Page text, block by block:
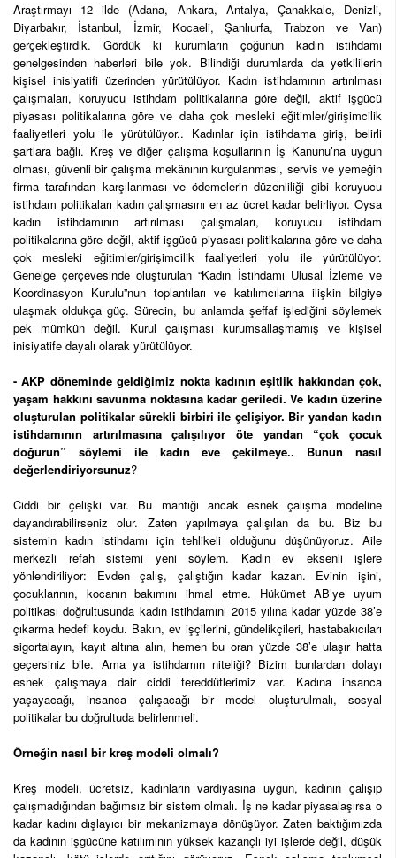
Araştırmayı 12 ilde (Adana, Ankara, Antalya, Çanakkale, Denizli,
Diyarbakır, İstanbul, İzmir, Kocaeli, Şanlıurfa, Trabzon ve Van)
gerçekleştirdik. Gördük ki kurumların çoğunun kadın istihdamı
genelgesinden haberleri bile yok. Bilindiği durumlarda da yetkililerin
kişisel inisiyatifi üzerinden yürütülüyor. Kadın istihdamının artırılması
çalışmaları, koruyucu istihdam politikalarına göre değil, aktif işgücü
piyasası politikalarına göre ve daha çok mesleki eğitimler/girişimcilik
faaliyetleri yolu ile yürütülüyor.. Kadınlar için istihdama giriş, belirli
şartlara bağlı. Kreş ve diğer çalışma koşullarının İş Kanunu’na uygun
olması, güvenli bir çalışma mekânının kurgulanması, servis ve yemeğin
firma tarafından karşılanması ve ödemelerin düzenliliği gibi koruyucu
istihdam politikaları kadın çalışmasını en az ücret kadar belirliyor. Oysa
kadın istihdamının artırılması çalışmaları, koruyucu istihdam
politikalarına göre değil, aktif işgücü piyasası politikalarına göre ve daha
çok mesleki eğitimler/girişimcilik faaliyetleri yolu ile yürütülüyor.
Genelge çerçevesinde oluşturulan “Kadın İstihdamı Ulusal İzleme ve
Koordinasyon Kurulu”nun toplantıları ve katılımcılarına ilişkin bilgiye
ulaşmak oldukça güç. Sürecin, bu anlamda şeffaf işlediğini söylemek
pek mümkün değil. Kurul çalışması kurumsallaşmamış ve kişisel
inisiyatife dayalı olarak yürütülüyor.
- AKP döneminde geldiğimiz nokta kadının eşitlik hakkından çok,
yaşam hakkını savunma noktasına kadar geriledi. Ve kadın üzerine
oluşturulan politikalar sürekli birbiri ile çelişiyor. Bir yandan kadın
istihdamının artırılmasına çalışılıyor öte yandan “çok çocuk
doğurun” söylemi ile kadın eve çekilmeye.. Bunun nasıl
değerlendiriyorsunuz?
Ciddi bir çelişki var. Bu mantığı ancak esnek çalışma modeline
dayandırabilirseniz olur. Zaten yapılmaya çalışılan da bu. Biz bu
sistemin kadın istihdamı için tehlikeli olduğunu düşünüyoruz. Aile
merkezli refah sistemi yeni söylem. Kadın ev eksenli işlere
yönlendiriliyor: Evden çalış, çalıştığın kadar kazan. Evinin işini,
çocuklarının, kocanın bakımını ihmal etme. Hükümet AB’ye uyum
politikası doğrultusunda kadın istihdamını 2015 yılına kadar yüzde 38’e
çıkarma hedefi koydu. Bakın, ev işçilerini, gündelikçileri, hastabakıcıları
sigortalayın, kayıt altına alın, hemen bu oran yüzde 38’e ulaşır hatta
geçersiniz bile. Ama ya istihdamın niteliği? Bizim bunlardan dolayı
esnek çalışmaya dair ciddi tereddütlerimiz var. Kadına insanca
yaşayacağı, insanca çalışacağı bir model oluşturulmalı, sosyal
politikalar bu doğrultuda belirlenmeli.
Örneğin nasıl bir kreş modeli olmalı?
Kreş modeli, ücretsiz, kadınların vardiyasına uygun, kadının çalışıp
çalışmadığından bağımsız bir sistem olmalı. İş ne kadar piyasalaşırsa o
kadar kadını dışlayıcı bir mekanizmaya dönüşüyor. Zaten baktığımızda
da kadının işgücüne katılımının yüksek kazançlı iyi işlerde değil, düşük